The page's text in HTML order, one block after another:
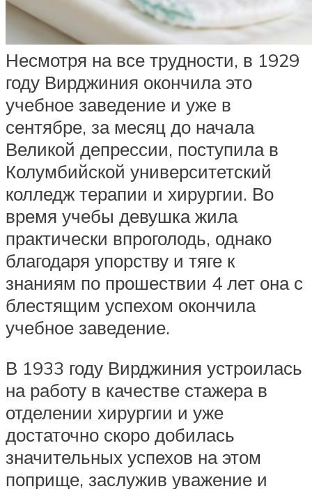
Несмотря на все трудности, в 1929
году Вирджиния окончила это
учебное заведение и уже в
сентябре, за месяц до начала
Великой депрессии, поступила в
Колумбийской университетский
колледж терапии и хирургии. Во
время учебы девушка жила
практически впроголодь, однако
благодаря упорству и тяге к
знаниям по прошествии 4 лет она с
блестящим успехом окончила
учебное заведение.
В 1933 году Вирджиния устроилась
на работу в качестве стажера в
отделении хирургии и уже
достаточно скоро добилась
значительных успехов на этом
поприще, заслужив уважение и